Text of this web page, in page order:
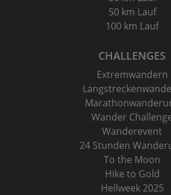
50 km Lauf
100 km Lauf
CHALLENGES
Extremwandern
Wander
Wanderevent
24 Stunden
To the Moon
Hike to Gold
Hellweek 2025